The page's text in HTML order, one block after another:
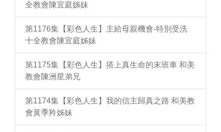
全教會陳宜庭姊妹
第1176集【彩色人生】主給母親機會-特別受洗
十全教會陳宜庭姊妹
第1175集【彩色人生】搭上真生命的末班車 和美
教會陳洲星弟兄
第1174集【彩色人生】我的信主歸真之路 和美教
會黃季羚姊妹